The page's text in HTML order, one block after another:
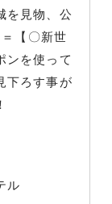
を見物、公
【〇新世
ンを使って
下ろす事が
ル